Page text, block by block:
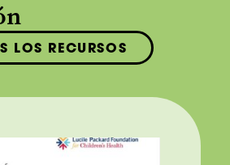
LOS RECURSOS